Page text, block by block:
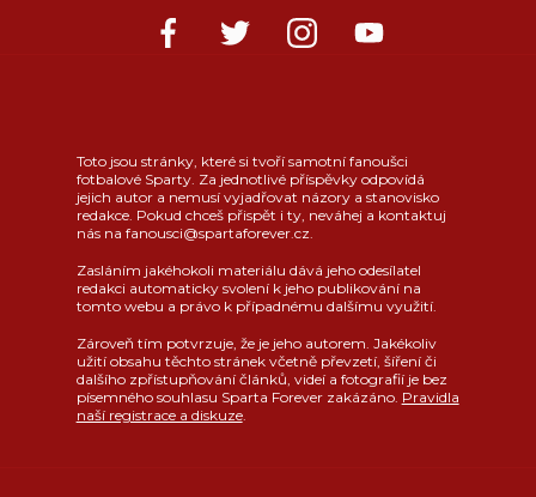
Toto jsou stránky, které si tvoří samotní fanoušci
fotbalové Sparty. Za jednotlivé příspěvky odpovídá
jejich autor a nemusí vyjadřovat názory a stanovisko
redakce. Pokud chceš přispět i ty, neváhej a kontaktuj
nás na fanousci@spartaforever.cz.
Zasláním jakéhokoli materiálu dává jeho odesílatel
redakci automaticky svolení k jeho publikování na
tomto webu a právo k případnému dalšímu využití.
Zároveň tím potvrzuje, že je jeho autorem. Jakékoliv
užití obsahu těchto stránek včetně převzetí, šíření či
dalšího zpřístupňování článků, videí a fotografií je bez
písemného souhlasu Sparta Forever zakázáno. Pravidla
naší registrace a diskuze.